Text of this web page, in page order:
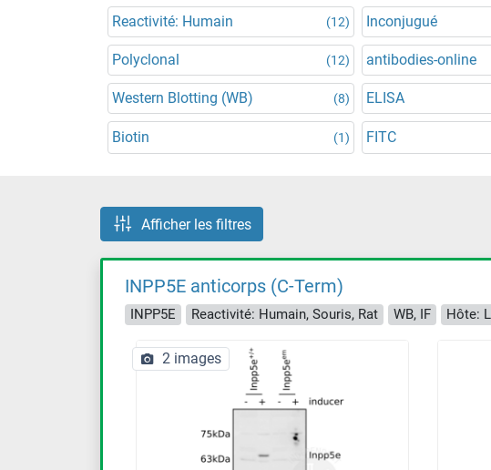
Reactivité: Humain
(12) Inconjugué
Polyclonal (12) antibodies-online
Western Blotting (WB) (8) ELISA
Biotin (1) FITC
Afficher les filtres
INPP5E anticorps (C-Term)
INPP5E Reactivité: Humain, Souris, Rat WB, IF Hôte:
2 images